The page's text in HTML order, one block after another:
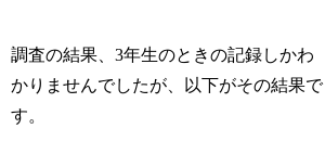
調査の結果、3年生のときの記録しかわ
かりませんでしたが、以下がその結果で
す。